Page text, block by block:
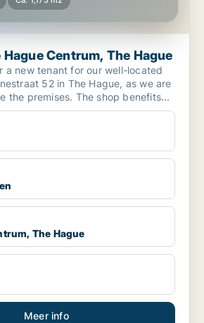
Centrum, The Hague
a new tenant for our well-located
52 in The Hague, as we are
the premises. The shop benefits...
The Hague
Meer info